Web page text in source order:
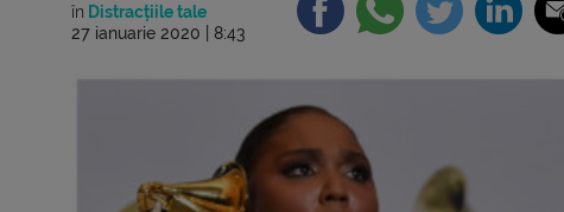
în Distracțiile tale
27 ianuarie 2020 | 8:43